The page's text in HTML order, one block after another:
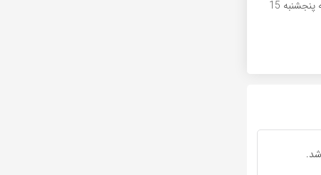
قیمت طلا و سکه پنجشنبه 15